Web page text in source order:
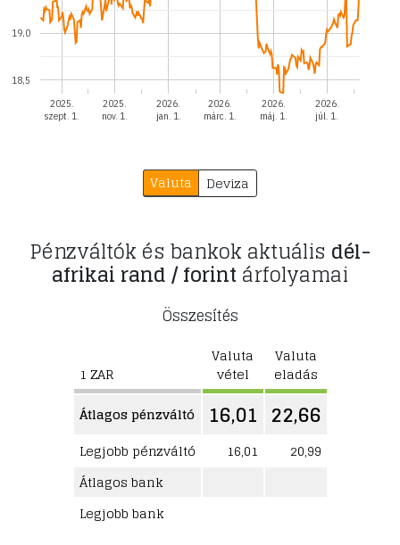
2025.
szept. 1.
2025.
nov. 1.
2026.
jan. 1.
2026.
márc. 1.
2026.
máj. 1.
2026.
júl. 1.
18,5
19,0
Valuta Deviza
Pénzváltók és bankok aktuális dél-
afrikai rand / forintárfolyamai
Összesítés
1 ZAR
Valuta
vétel
Valuta
eladás
Átlagos pénzváltó
16,01 22,66
Legjobb pénzváltó 16,01
20,99
Átlagos bank
Legjobb bank